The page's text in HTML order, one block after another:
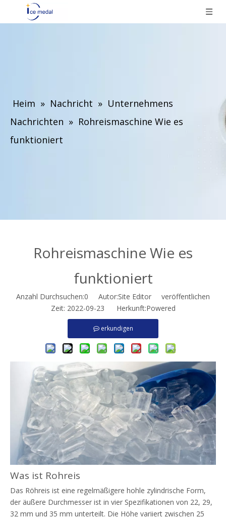
Heim » Nachricht » Unternehmens
Nachrichten » Rohreismaschine Wie es
funktioniert
Rohreismaschine Wie es
funktioniert
Anzahl Durchsuchen:0 Autor:Site Editor veröffentlichen
Zeit: 2022-09-23 Herkunft:Powered
erkundigen
Was ist Rohreis
Das Röhreis ist eine regelmäßigere hohle zylindrische Form,
der äußere Durchmesser ist in vier Spezifikationen von 22, 29,
32 mm und 35 mm unterteilt. Die Höhe variiert zwischen 25